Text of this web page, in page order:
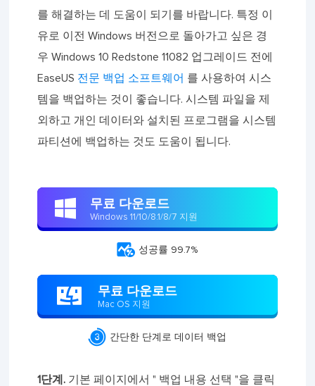
를 해결하는 데 도움이 되기를 바랍니다. 특정 이
유로 이전 Windows 버전으로 돌아가고 싶은 경
우 Windows 10 Redstone 11082 업그레이드 전에
EaseUS 전문 백업 소프트웨어 를 사용하여 시스
템을 백업하는 것이 좋습니다. 시스템 파일을 제
외하고 개인 데이터와 설치된 프로그램을 시스템
파티션에 백업하는 것도 도움이 됩니다.
 무료 다운로드
Windows 11/10/8.1/8/7 지원
 성공률 99.7%
 무료 다운로드
Mac OS 지원
 간단한 단계로 데이터 백업
1단계. 기본 페이지에서 " 백업 내용 선택 "을 클릭